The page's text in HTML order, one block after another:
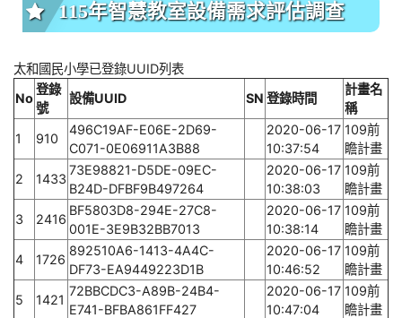
115年智慧教室設備需求評估調查
太和國民小學已登錄UUID列表
No
登錄
號
設備UUID SN 登錄時間
計畫名
稱
1
910
496C19AF-E06E-2D69-
C071-0E06911A3B88
2020-06-17
10:37:54
109前
瞻計畫
2
1433
73E98821-D5DE-09EC-
B24D-DFBF9B497264
2020-06-17
10:38:03
109前
瞻計畫
3
2416
BF5803D8-294E-27C8-
001E-3E9B32BB7013
2020-06-17
10:38:14
109前
瞻計畫
4
1726
892510A6-1413-4A4C-
DF73-EA9449223D1B
2020-06-17
10:46:52
109前
瞻計畫
5
1421
72BBCDC3-A89B-24B4-
E741-BFBA861FF427
2020-06-17
10:47:04
109前
瞻計畫